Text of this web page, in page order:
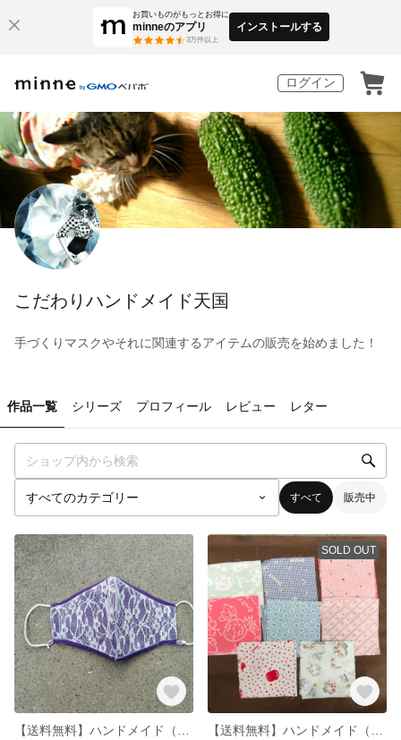
お買いものがもっとお得に
minneのアプリ
3万件以上
インストールする
ログイン
こだわりハンドメイド天国
手づくりマスクやそれに関連するアイテムの販売を始めました！
作品一覧 シリーズ プロフィール レビュー レター
すべて 販売中
SOLD OUT